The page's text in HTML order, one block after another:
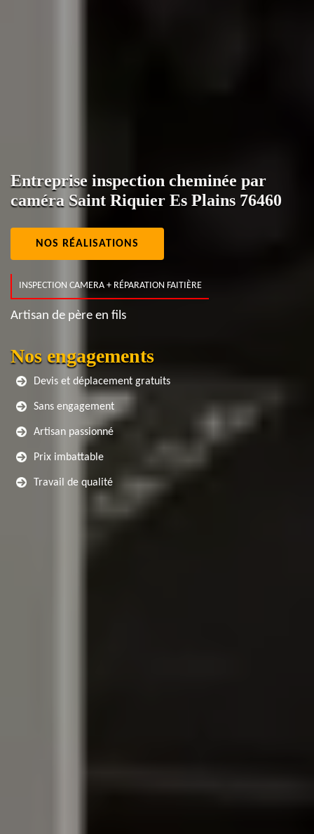
Entreprise inspection cheminée par
caméra Saint Riquier Es Plains 76460
NOS RÉALISATIONS
INSPECTION CAMERA + RÉPARATION FAITIÈRE
Artisan de père en fils
Nos engagements
Devis et déplacement gratuits
Sans engagement
Artisan passionné
Prix imbattable
Travail de qualité